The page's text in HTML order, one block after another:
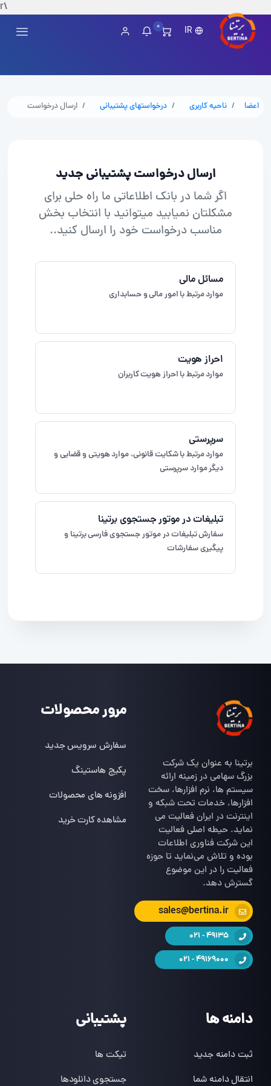
\r
IR
0
اعضا ناحیه کاربری درخواستهای پشتیبانی ارسال درخواست
ارسال درخواست پشتیبانی جدید
اگر شما در بانک اطلاعاتی ما راه حلی برای
مشکلتان نمیابید میتوانید با انتخاب بخش
مناسب درخواست خود را ارسال کنید..
مسائل مالی
موارد مرتبط با امور مالی و حسابداری
احراز هویت
موارد مرتبط با احراز هویت کاربران
سرپرستی
موارد مرتبط با شکایت قانونی، موارد هویتی و قضایی و
دیگر موارد سرپرستی
تبلیغات در موتور جستجوی برتینا
سفارش تبلیغات در موتور جستجوی فارسی برتینا و
پیگیری سفارشات
برتینا به عنوان یک شرکت
بزرگ سهامی در زمینه ارائه
سیستم ها، نرم افزارها، سخت
افزارها، خدمات تحت شبکه و
اینترنت در ایران فعالیت می
نماید. حیطه اصلی فعالیت
این شرکت فناوری اطلاعات
بوده و تلاش می‌نماید تا حوزه
فعالیت را در این موضوع
گسترش دهد.
sales@bertina.ir
49135 - 021
49169000 - 021
مرور محصولات
سفارش سرویس جدید
پکیج هاستینگ
افزونه های محصولات
مشاهده کارت خرید
دامنه ها
ثبت دامنه جدید
انتقال دامنه شما
پشتیبانی
تیکت ها
جستجوی دانلودها